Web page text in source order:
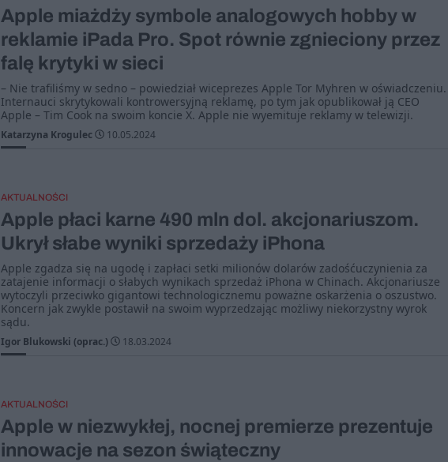
Apple miażdży symbole analogowych hobby w
reklamie iPada Pro. Spot równie zgnieciony przez
falę krytyki w sieci
– Nie trafiliśmy w sedno – powiedział wiceprezes Apple Tor Myhren w oświadczeniu .
Internauci skrytykowali kontrowersyjną reklamę, po tym jak opublikował ją CEO
Apple – Tim Cook na swoim koncie X. Apple nie wyemituje reklamy w telewizji.
Katarzyna Krogulec 10.05.2024
AKTUALNOŚCI
Apple płaci karne 490 mln dol. akcjonariuszom.
Ukrył słabe wyniki sprzedaży iPhona
Apple zgadza się na ugodę i zapłaci setki milionów dolarów zadośćuczynienia za
zatajenie informacji o słabych wynikach sprzedaż iPhona w Chinach. Akcjonariusze
wytoczyli przeciwko gigantowi technologicznemu poważne oskarżenia o oszustwo.
Koncern jak zwykle postawił na swoim wyprzedzając możliwy niekorzystny wyrok
sądu.
Igor Blukowski (oprac.) 18.03.2024
AKTUALNOŚCI
Apple w niezwykłej, nocnej premierze prezentuje
innowacje na sezon świąteczny